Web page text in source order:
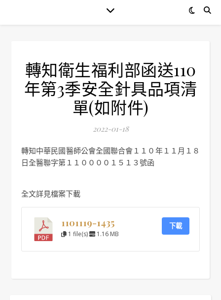
轉知衛生福利部函送110
年第3季安全針具品項清
單(如附件)
2022-01-18
轉知中華民國醫師公會全國聯合會１１０年１１月１８
日全醫聯字第１１００００１５１３號函
全文詳見檔案下載
1101119-1435
1 file(s) 1.16 MB
下載